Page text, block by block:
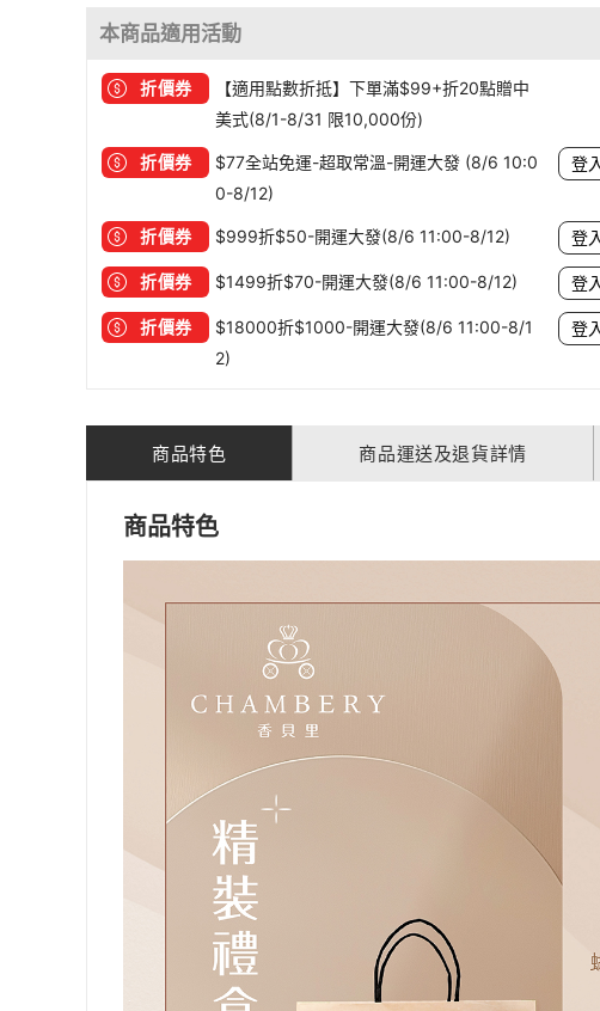
本商品適用活動
折價券
【適用點數折抵】下單滿$99+折20點贈中
美式(8/1-8/31 限10,000份)
折價券
$77全站免運-超取常溫-開運大發 (8/6 10:0
0-8/12)
登
折價券 $999折$50-開運大發(8/6 11:00-8/12) 登
折價券 $1499折$70-開運大發(8/6 11:00-8/12) 登
折價券
$18000折$1000-開運大發(8/6 11:00-8/1
2)
登
商品特色 商品運送及退貨詳情
商品特色